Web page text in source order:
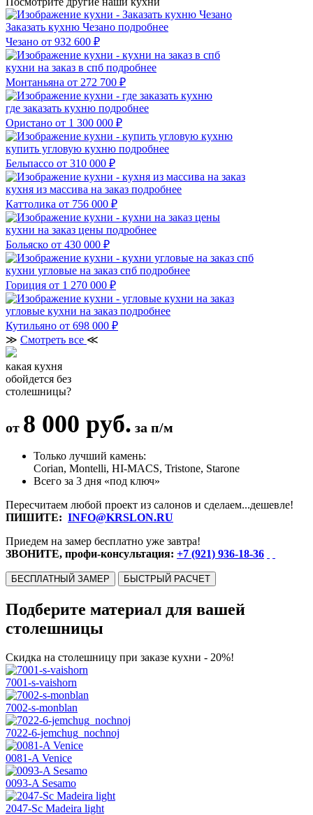
Заказать кухню Чезано подробнее
Чезано от 932 600 ₽
кухни на заказ в спб подробнее
Монтаньяна от 272 700 ₽
где заказать кухню подробнее
Ористано от 1 300 000 ₽
купить угловую кухню подробнее
Бельпассо от 310 000 ₽
кухня из массива на заказ подробнее
Каттолика от 756 000 ₽
кухни на заказ цены подробнее
Больяско от 430 000 ₽
кухни угловые на заказ спб подробнее
Гориция от 1 270 000 ₽
угловые кухни на заказ подробнее
Кутильяно от 698 000 ₽
≫ Смотреть все ≪
какая кухня
обойдется без
столешницы?
от 8 000 руб. за п/м
Только лучший камень:
Corian, Montelli, HI-MACS, Tristone, Starone
Всего за 3 дня «под ключ»
Пересчитаем любой проект из салонов и сделаем...дешевле!
ПИШИТЕ: INFO@KRSLON.RU
Приедем на замер бесплатно уже завтра!
ЗВОНИТЕ, профи-консультация: +7 (921) 936-18-36
БЕСПЛАТНЫЙ ЗАМЕР БЫСТРЫЙ РАСЧЕТ
Подберите материал для вашей
столешницы
Скидка на столешницу при заказе кухни - 20%!
7001-s-vaishorn
7002-s-monblan
7022-6-jemchug_nochnoj
0081-A Venice
0093-A Sesamo
2047-Sc Madeira light